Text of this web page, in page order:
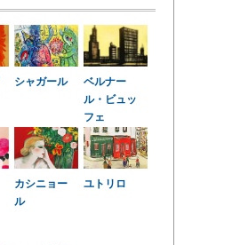
シャガール
ベルナー
ル・ビュッ
フェ
カシニョー
ル
ユトリロ